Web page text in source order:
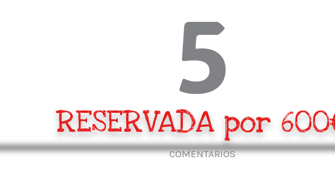
5
RESERVADA por
COMENTARIOS